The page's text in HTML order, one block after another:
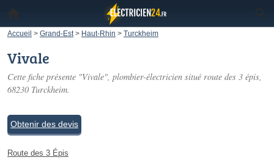
Accueil > Grand-Est > Haut-Rhin > Turckheim
Vivale
Cette fiche présente "Vivale", plombier-électricien situé route des 3 épis,
68230 Turckheim.
Obtenir des devis
Route des 3 Épis